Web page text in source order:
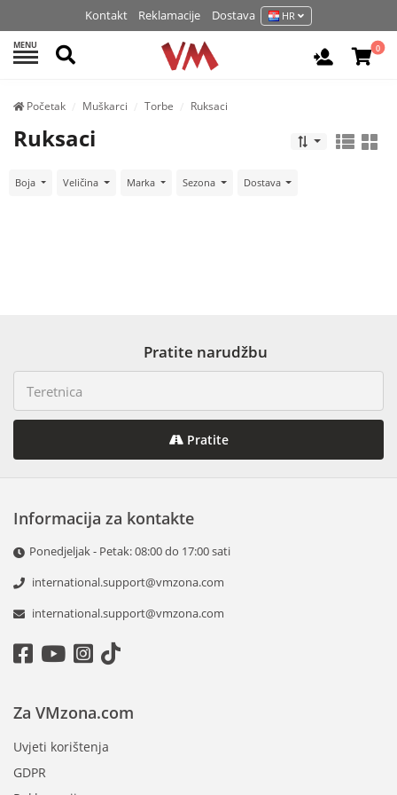
Kontakt Reklamacije Dostava HR
MENU Pretraži Prijavite
0
Početak Muškarci Torbe Ruksaci
Ruksaci
Boja Veličina Marka Sezona Dostava
Pratite narudžbu
Pratite
Informacija za kontakte
Ponedjeljak - Petak: 08:00 do 17:00 sati
international.support@vmzona.com
international.support@vmzona.com
Za VMzona.com
Uvjeti korištenja
GDPR